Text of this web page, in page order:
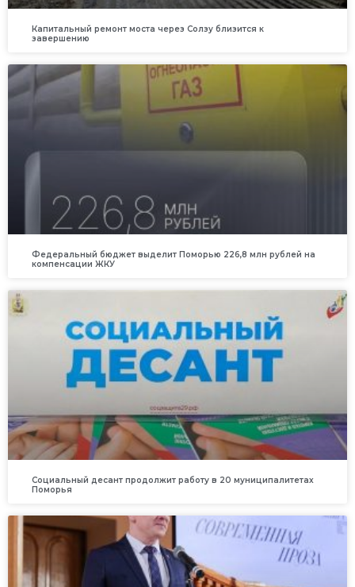
Капитальный ремонт моста через Солзу близится к
завершению
Федеральный бюджет выделит Поморью 226,8 млн рублей на
компенсации ЖКУ
Социальный десант продолжит работу в 20 муниципалитетах
Поморья